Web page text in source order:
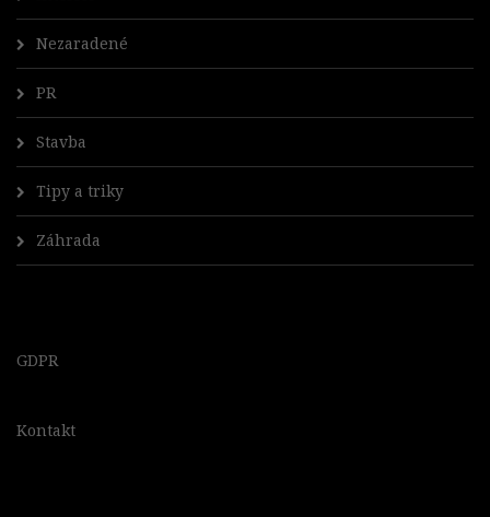
Nezaradené
PR
Stavba
Tipy a triky
Záhrada
GDPR
Kontakt